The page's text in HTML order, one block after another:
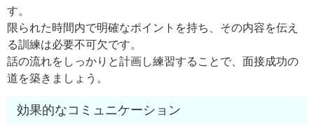
す。
限られた時間内で明確なポイントを持ち、その内容を伝え
る訓練は必要不可欠です。
話の流れをしっかりと計画し練習することで、面接成功の
道を築きましょう。
効果的なコミュニケーション